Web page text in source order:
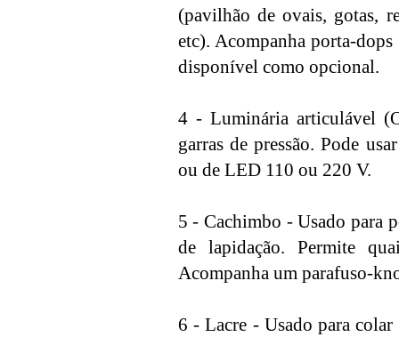
(pavilhão de ovais, gotas,
etc). Acompanha porta-
disponível como opcional.
4 - Luminária articulável
garras de pressão. Pode
ou de LED 110 ou 220 V.
5 - Cachimbo - Usado para
de lapidação. Permite
Acompanha um parafuso-
6 - Lacre - Usado para